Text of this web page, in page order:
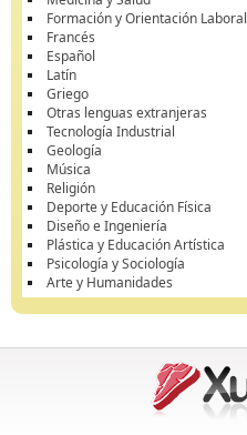
Formación y Orientación Laboral
Francés
Español
Latín
Griego
Otras lenguas extranjeras
Tecnología Industrial
Geología
Música
Religión
Deporte y Educación Física
Diseño e Ingeniería
Plástica y Educación Artística
Psicología y Sociología
Arte y Humanidades